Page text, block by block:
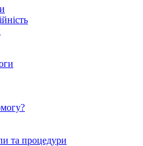
та процедури